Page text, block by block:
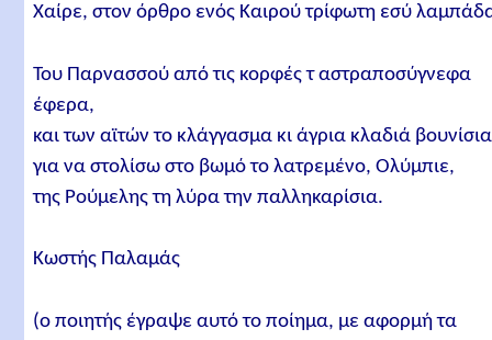
Χαίρε, στον όρθρο ενός Καιρού τρίφωτη εσύ
Του Παρνασσού από τις κορφές τ αστραποσύγνεφα
έφερα,
και των αϊτών το κλάγγασμα κι άγρια κλαδιά
για να στολίσω στο βωμό το λατρεμένο, Ολύμπιε,
της Ρούμελης τη λύρα την παλληκαρίσια.
Κωστής Παλαμάς
(ο ποιητής έγραψε αυτό το ποίημα, με αφορμή τα